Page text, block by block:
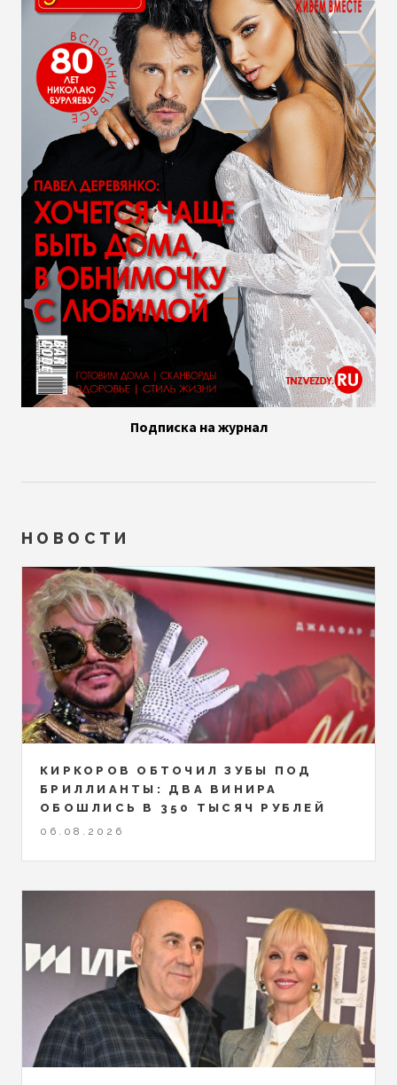
Подписка на журнал
НОВОСТИ
КИРКОРОВ ОБТОЧИЛ ЗУБЫ ПОД
БРИЛЛИАНТЫ: ДВА ВИНИРА
ОБОШЛИСЬ В 350 ТЫСЯЧ РУБЛЕЙ
06.08.2026